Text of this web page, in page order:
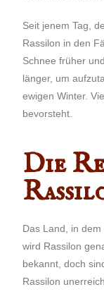
Seit jenem Tag,
Rassilon in den
Schnee früher
länger, um
ewigen Winter.
bevorsteht.
Die
Das Land, in
wird Rassilon
bekannt, doch
Rassilon